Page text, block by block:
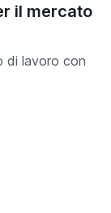
il mercato
di lavoro con